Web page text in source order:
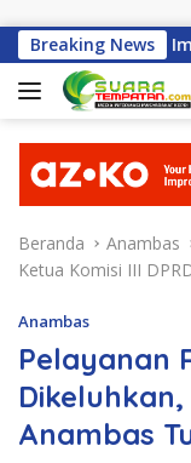
Breaking News
Perayaan
Beranda Anambas
Ketua Komisi III
Anambas
Pelayanan
Dikeluhkan,
Anambas